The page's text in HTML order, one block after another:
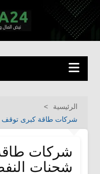
التجاوز
إلى
المحتوى
نبض المال والأعمال العراقية
الرئيسية
شركات طاقة كبرى توقف
شركات
شحنات